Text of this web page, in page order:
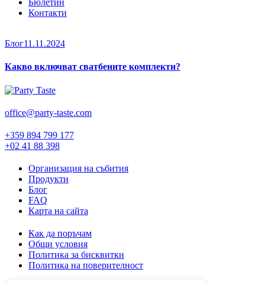
Бюлетин
Контакти
Блог11.11.2024
Какво включват сватбените комплекти?
office@party-taste.com
+359 894 799 177
+02 41 88 398
Организация на събития
Продукти
Блог
FAQ
Карта на сайта
Как да поръчам
Общи условия
Политика за бисквитки
Политика на поверителност